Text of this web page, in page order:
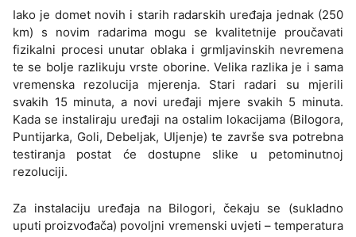
Iako je domet novih i starih radarskih uređaja jednak (250
km) s novim radarima mogu se kvalitetnije proučavati
fizikalni procesi unutar oblaka i grmljavinskih nevremena
te se bolje razlikuju vrste oborine. Velika razlika je i sama
vremenska rezolucija mjerenja. Stari radari su mjerili
svakih 15 minuta, a novi uređaji mjere svakih 5 minuta.
Kada se instaliraju uređaji na ostalim lokacijama (Bilogora,
Puntijarka, Goli, Debeljak, Uljenje) te završe sva potrebna
testiranja postat će dostupne slike u petominutnoj
rezoluciji.
Za instalaciju uređaja na Bilogori, čekaju se (sukladno
uputi proizvođača) povoljni vremenski uvjeti – temperatura